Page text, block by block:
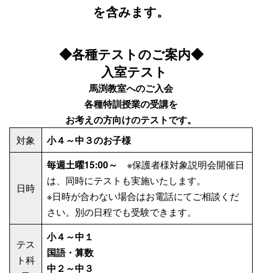
を含みます。
◆各種テストのご案内◆
入室テスト
馬渕教室へのご入会
各種特訓授業の受講を
お考えの方向けのテストです。
対象
小４～中３のお子様
日時
毎週土曜15:00～ ※保護者様対象説明会開催日
は、同時にテストも実施いたします。
※日時が合わない場合はお電話にてご相談くだ
さい。別の日程でも受験できます。
テス
ト科
小４～中１
国語・算数
中２～中３